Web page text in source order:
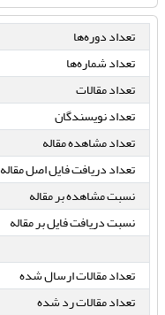
تعداد دوره‌ها
تعداد شماره‌ها
تعداد مقالات
تعداد نویسندگان
تعداد مشاهده مقاله
تعداد دریافت فایل اصل مقاله
نسبت مشاهده بر مقاله
نسبت دریافت فایل بر مقاله
تعداد مقالات ارسال شده
تعداد مقالات رد شده